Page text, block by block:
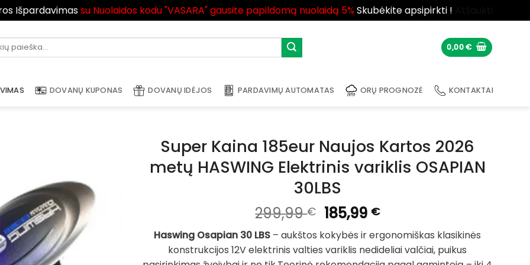
Išpardavimassu Nuolaidos kodu "VASARA" gausite papildomą nuolaidą 5%Skubėkite apsipirkti !
0,00€
DOVANŲ KUPONAS DOVANŲ IDĖJOS PARDAVIMŲ AUTOMATAS ORŲ PROGNOZĖ KONTAKTAI
Super Kaina 185eur Naujos Kartos 2026
metų HASWING Elektrinis variklis OSAPIAN
30LBS
299,99€ Original
price
was:
299,99 €.
185,99 €Current
price
is:
185,99 €.
Haswing Osapian 30 LBS – aukštos kokybės ir ergonomiškas klasikinės
konstrukcijos 12V elektrinis valties variklis nedideliai valčiai, puikus